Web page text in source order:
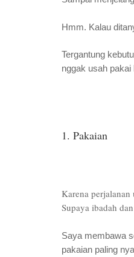
Hmm. Kalau
Tergantung
nggak usah
1. Pakaian
Karena
Supaya ibadah
Saya membawa
pakaian paling